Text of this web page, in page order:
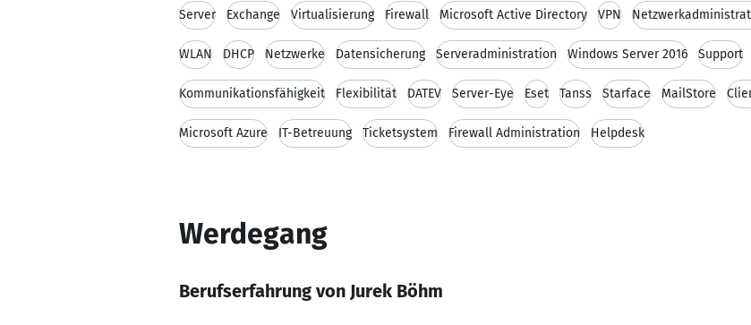
Server Exchange Virtualisierung Firewall Microsoft Active Directory VPN
WLAN DHCP Netzwerke Datensicherung Serveradministration Windows Server 2016 Support
Kommunikationsfähigkeit Flexibilität DATEV Server-Eye Eset Tanss Starface MailStore
Microsoft Azure IT-Betreuung Ticketsystem Firewall Administration Helpdesk
Werdegang
Berufserfahrung von Jurek Böhm